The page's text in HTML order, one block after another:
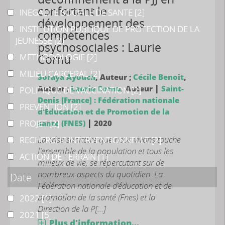
confortant le
développement des
compétences
psychosociales : Laurie
Cornu
Soraya Ayouch, Auteur ; Cécile Benoit,
Auteur ;Laurie Cornu, Auteur | Saint-
Denis [France] : Fédération nationale
d'Education et de Promotion de la
santé (FNES)| 2020
La crise sanitaire que nous vivons touche
l'ensemble de la population et tous les
milieux de vie, se répercutant sur de
nombreux aspects du quotidien. La
Fédération nationale d’éducation et de
promotion de la santé (Fnes) et la
Direction de la P[...]
INEGALITE SOCIALE DE SANTE
INEGALITE SOCIALE DE SANTE [2]
INSTITUTION PUBLIQUE DE PROTECTION DE LA
INSTITUTION PUBLIQUE DE PROTECTION DE LA
JEUNESSE [2]
METHODOLOGIE
METHODOLOGIE [2]
MILIEU CARCERAL
MILIEU CARCERAL[2]
POLITIQUE DE VACCINATION
POLITIQUE DE VACCINATION[2]
PREVENTION
PREVENTION[2]
PROJET
PROJET[2]
RECHERCHE INTERVENTIONNELLE
RECHERCHE INTERVENTIONNELLE[2]
ACTION DE TERRAIN
ACTION DE TERRAIN[1]
Date
20222022[1]
20212021[5]